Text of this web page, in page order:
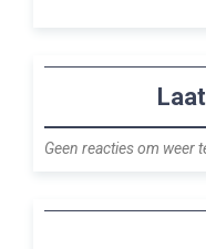
Geen reacties om weer